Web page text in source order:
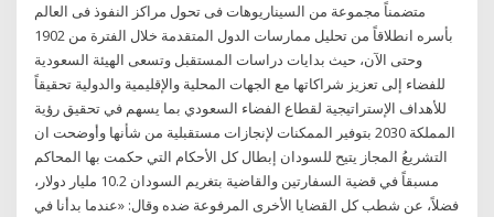
متضمناً مجموعة من السيناريوهات فى تحول مراكز النفوذ فى العالم
بأسره انطلاقاً من تحليل ممارسات الدول المتقدمة خلال الفترة من 1902
وحتى الآن، حيث بدايات دراسات المستقبل وتسعى الهيئة السعودية
للفضاء إلى تعزيز شراكاتها مع الجهات المحلية والإقليمية والدولية تحقيقاً
للأهداف الإستراتيجية لقطاع الفضاء السعودي بما يسهم في تحقيق رؤية
المملكة 2030 بتوفير الممكنات لإنجازات مستقبلية من شأنها وأوضحت ان
التشريعُ المجاز يتيح للسودان إبطال كل الأحكام التي حكمت بها المحاكم
مسبقاً في قضية السفارتين والقاضية بتغريم السودان 10.2 مليار دولار،
فضلاً، عن شطب كل القضايا الأخرى المرفوعة ضده وقال: «عندما بدأنا في